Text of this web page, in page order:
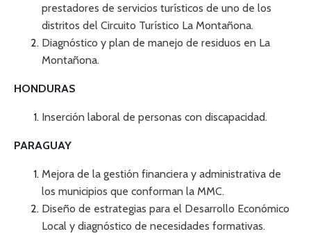
prestadores de servicios turísticos de uno de los
distritos del Circuito Turístico La Montañona.
Diagnóstico y plan de manejo de residuos en La
Montañona.
HONDURAS
Inserción laboral de personas con discapacidad.
PARAGUAY
Mejora de la gestión financiera y administrativa de
los municipios que conforman la MMC.
Diseño de estrategias para el Desarrollo Económico
Local y diagnóstico de necesidades formativas.